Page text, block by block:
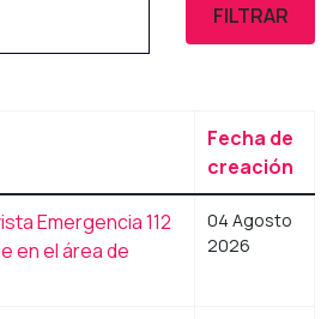
FILTRAR
Fecha de
creación
Emergencia 112
en el área de
04 Agosto
2026